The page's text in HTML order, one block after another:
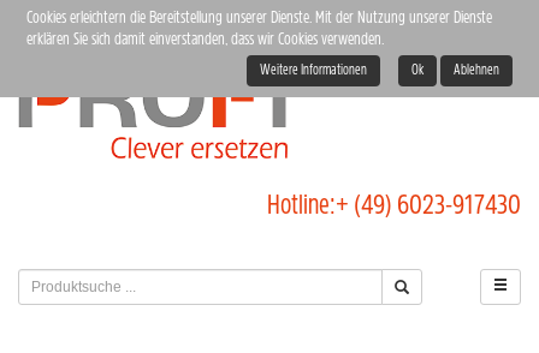
Hotline:+ (49) 6023-917430
Cookies erleichtern die Bereitstellung unserer Dienste. Mit der Nutzung unserer Dienste
erklären Sie sich damit einverstanden, dass wir Cookies verwenden.
Weitere Informationen Ok Ablehnen